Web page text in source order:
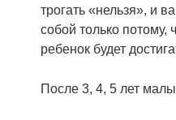
трогать «нельзя», и
собой только потому,
ребенок будет
После 3, 4, 5 лет